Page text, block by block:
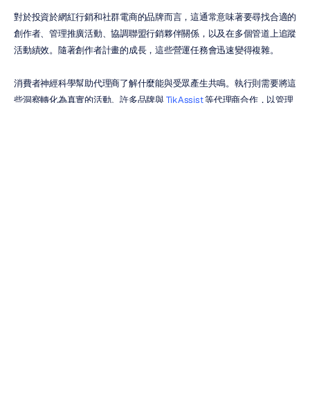
對於投資於網紅行銷和社群電商的品牌而言，這通常意味著要尋找合適的
創作者、管理推廣活動、協調聯盟行銷夥伴關係，以及在多個管道上追蹤
活動績效。隨著創作者計畫的成長，這些營運任務會迅速變得複雜。
消費者神經科學幫助代理商了解什麼能與受眾產生共鳴。執行則需要將這
些洞察轉化為真實的活動。許多品牌與 TikAssist 等代理商合作，以管理